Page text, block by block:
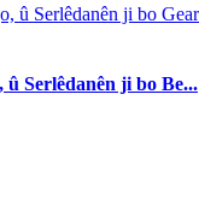
û Serlêdanên ji bo Be...